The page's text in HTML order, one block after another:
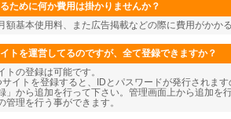
ために何か費用は掛かりませんか？
額基本使用料、また広告掲載などの際に費用がかか
トを運営してるのですが、全て登録できますか？
トの登録は可能です。
サイトを登録すると、IDとパスワードが発行されま
」から追加を行って下さい。管理画面上から追加を
管理を行う事ができます。